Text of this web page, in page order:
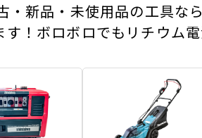
新品・未使用品の工具な
！ボロボロでもリチウム